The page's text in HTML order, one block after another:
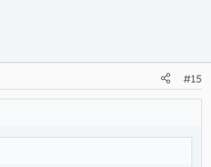
#15